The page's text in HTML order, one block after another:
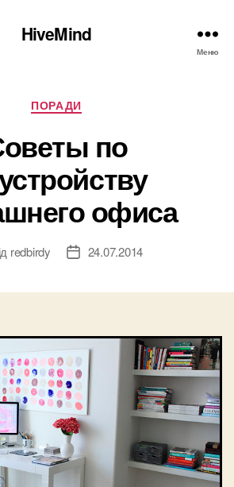
HiveMind
Меню
Категорії
ПОРАДИ
по
офиса
redbirdy
Дата24.07.2014